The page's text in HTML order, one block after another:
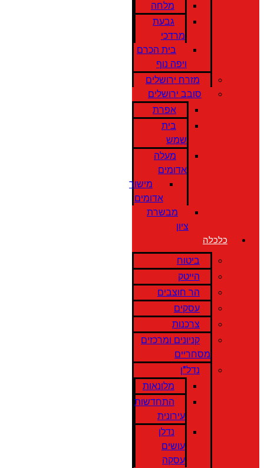
מלחה
גבעת
מרדכי
בית הכרם
ויפה נוף
מזרח ירושלים
סובב ירושלים
אפרת
בית
שמש
מעלה
אדומים
מישור
אדומים
מבשרת
ציון
כלכלה
ביטוח
הייטק
הר חוצבים
עסקים
צרכנות
קניונים ומרכזים
מסחריים
נדל"ן
מלונאות
התחדשות
עירונית
נדלן
עושים
עסקה